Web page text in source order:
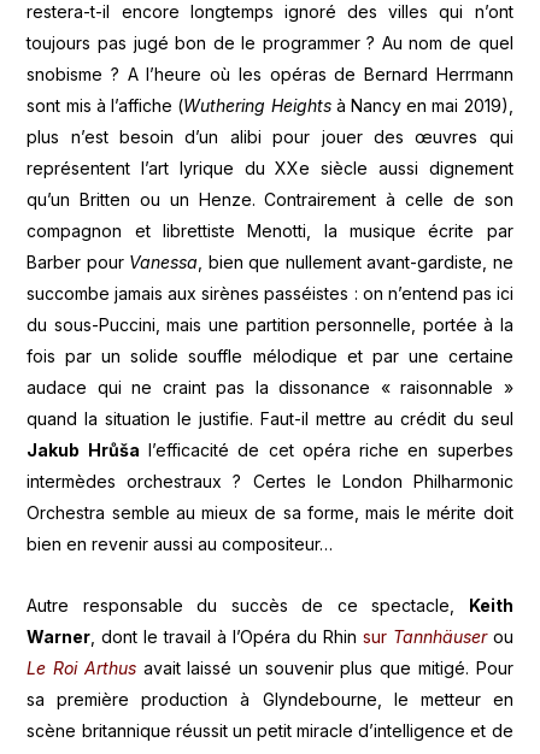
restera-t-il encore longtemps ignoré des villes qui n’ont
toujours pas jugé bon de le programmer ? Au nom de quel
snobisme ? A l’heure où les opéras de Bernard Herrmann
sont mis à l’affiche (Wuthering Heights à Nancy en mai 2019),
plus n’est besoin d’un alibi pour jouer des œuvres qui
représentent l’art lyrique du XXe siècle aussi dignement
qu’un Britten ou un Henze. Contrairement à celle de son
compagnon et librettiste Menotti, la musique écrite par
Barber pour Vanessa, bien que nullement avant-gardiste, ne
succombe jamais aux sirènes passéistes : on n’entend pas ici
du sous-Puccini, mais une partition personnelle, portée à la
fois par un solide souffle mélodique et par une certaine
audace qui ne craint pas la dissonance « raisonnable »
quand la situation le justifie. Faut-il mettre au crédit du seul
Jakub
Hrůša l’efficacité de cet opéra riche en superbes
intermèdes orchestraux ? Certes le London Philharmonic
Orchestra semble au mieux de sa forme, mais le mérite doit
bien en revenir aussi au compositeur…
Autre responsable du succès de ce spectacle, Keith
Warner , dont le travail à l’Opéra du Rhin sur Tannhäuserou
Le Roi Arthusavait laissé un souvenir plus que mitigé. Pour
sa première production à Glyndebourne, le metteur en
scène britannique réussit un petit miracle d’intelligence et de